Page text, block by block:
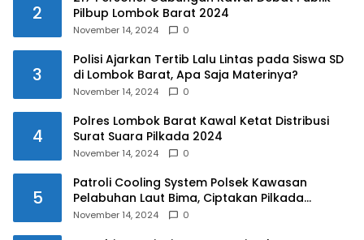
2
Pilbup Lombok Barat 2024
November 14, 2024 0
3
Polisi Ajarkan Tertib Lalu Lintas pada Siswa SD
di Lombok Barat, Apa Saja Materinya?
November 14, 2024 0
4
Polres Lombok Barat Kawal Ketat Distribusi
Surat Suara Pilkada 2024
November 14, 2024 0
5
Patroli Cooling System Polsek Kawasan
Pelabuhan Laut Bima, Ciptakan Pilkada
Serentak 2024 yang Aman dan Damai
November 14, 2024 0